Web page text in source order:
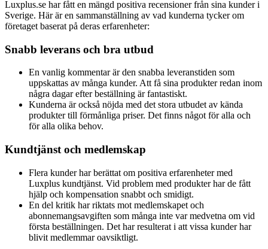
Luxplus.se har fått en mängd positiva recensioner från sina kunder i
Sverige. Här är en sammanställning av vad kunderna tycker om
företaget baserat på deras erfarenheter:
Snabb leverans och bra utbud
En vanlig kommentar är den snabba leveranstiden som
uppskattas av många kunder. Att få sina produkter redan inom
några dagar efter beställning är fantastiskt.
Kunderna är också nöjda med det stora utbudet av kända
produkter till förmånliga priser. Det finns något för alla och
för alla olika behov.
Kundtjänst och medlemskap
Flera kunder har berättat om positiva erfarenheter med
Luxplus kundtjänst. Vid problem med produkter har de fått
hjälp och kompensation snabbt och smidigt.
En del kritik har riktats mot medlemskapet och
abonnemangsavgiften som många inte var medvetna om vid
första beställningen. Det har resulterat i att vissa kunder har
blivit medlemmar oavsiktligt.